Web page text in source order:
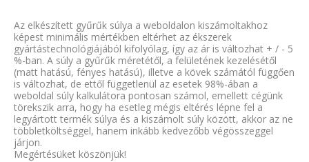
Az elkészített gyűrűk súlya a weboldalon kiszámoltakhoz
képest minimális mértékben eltérhet az ékszerek
gyártástechnológiájából kifolyólag, így az ár is változhat + / - 5
%-ban. A súly a gyűrűk méretétől, a felületének kezelésétől
(matt hatású, fényes hatású), illetve a kövek számától függően
is változhat, de ettől függetlenül az esetek 98%-ában a
weboldal súly kalkulátora pontosan számol, emellett cégünk
törekszik arra, hogy ha esetleg mégis eltérés lépne fel a
legyártott termék súlya és a kiszámolt súly között, akkor az ne
többletköltséggel, hanem inkább kedvezőbb végösszeggel
járjon.
Megértésüket köszönjük!